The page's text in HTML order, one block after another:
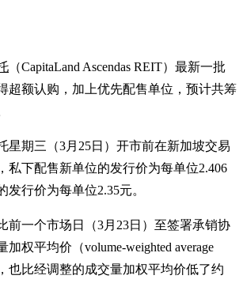
（CapitaLand Ascendas REIT）最新一批
超额认购，加上优先配售单位，预计共筹
星期三（3月25日）开市前在新加坡交易
私下配售新单位的发行价为每单位2.406
发行价为每单位2.35元。
前一个市场日（3月23日）至签署承销协
权平均价（volume-weighted average
也比经调整的成交量加权平均价低了约